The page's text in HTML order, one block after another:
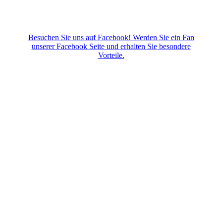
Besuchen Sie uns auf Facebook! Werden Sie ein Fan
unserer Facebook Seite und erhalten Sie besondere
Vorteile.